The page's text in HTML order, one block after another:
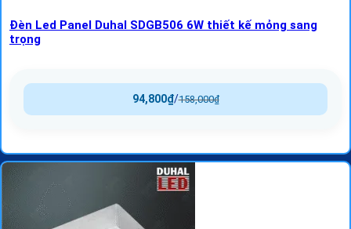
Đèn Led Panel Duhal SDGB506 6W thiết kế mỏng sang
trọng
158,000₫
/
94,800₫